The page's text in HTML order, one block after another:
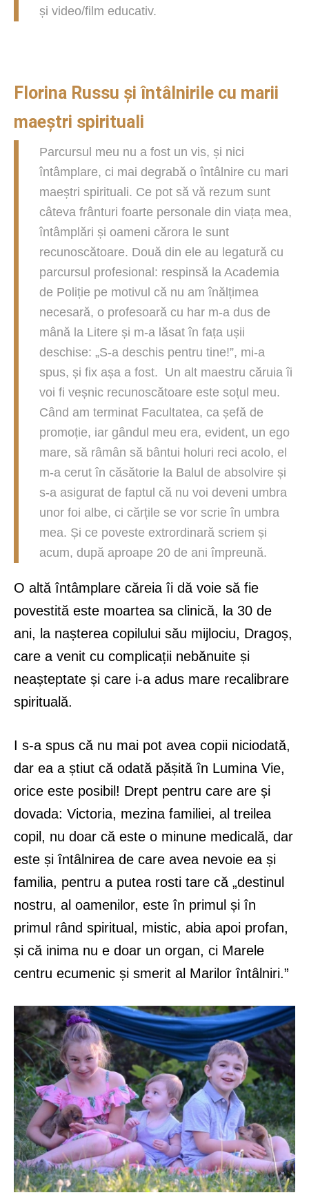
și video/film educativ.
Florina Russu și întâlnirile cu marii
maeștri spirituali
Parcursul meu nu a fost un vis, și nici
întâmplare, ci mai degrabă o întâlnire cu mari
maeștri spirituali. Ce pot să vă rezum sunt
câteva frânturi foarte personale din viața mea,
întâmplări și oameni cărora le sunt
recunoscătoare. Două din ele au legatură cu
parcursul profesional: respinsă la Academia
de Poliție pe motivul că nu am înălțimea
necesară, o profesoară cu har m-a dus de
mână la Litere și m-a lăsat în fața ușii
deschise: „S-a deschis pentru tine!”, mi-a
spus, și fix așa a fost. Un alt maestru căruia îi
voi fi veșnic recunoscătoare este soțul meu.
Când am terminat Facultatea, ca șefă de
promoție, iar gândul meu era, evident, un ego
mare, să râmân să bântui holuri reci acolo, el
m-a cerut în căsătorie la Balul de absolvire și
s-a asigurat de faptul că nu voi deveni umbra
unor foi albe, ci cărțile se vor scrie în umbra
mea. Și ce poveste extrordinară scriem și
acum, după aproape 20 de ani împreună.
O altă întâmplare căreia îi dă voie să fie
povestită este moartea sa clinică, la 30 de
ani, la nașterea copilului său mijlociu, Dragoș,
care a venit cu complicații nebănuite și
neașteptate și care i-a adus mare recalibrare
spirituală.
I s-a spus că nu mai pot avea copii niciodată,
dar ea a știut că odată pășită în Lumina Vie,
orice este posibil! Drept pentru care are și
dovada: Victoria, mezina familiei, al treilea
copil, nu doar că este o minune medicală, dar
este și întâlnirea de care avea nevoie ea și
familia, pentru a putea rosti tare că „destinul
nostru, al oamenilor, este în primul și în
primul rând spiritual, mistic, abia apoi profan,
și că inima nu e doar un organ, ci Marele
centru ecumenic și smerit al Marilor întâlniri.”